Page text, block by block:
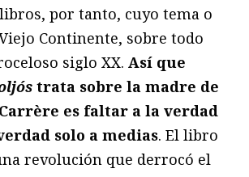
por tanto, cuyo tema o
Continente, sobre todo
siglo XX. Así que
trata sobre la madre de
es faltar a la verdad
solo a medias. El libro
revolución que derrocó el